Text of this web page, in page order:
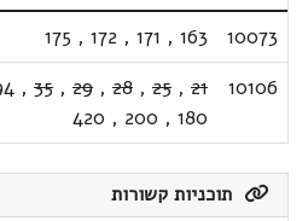
10073
163
,
171
,
172
,
175
10106
21
,
25
,
28
,
29
,
35
,
180
,
200
,
420
תוכניות קשורות